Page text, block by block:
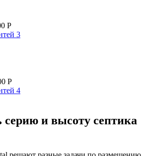
Р
3
Р
4
и высоту септика